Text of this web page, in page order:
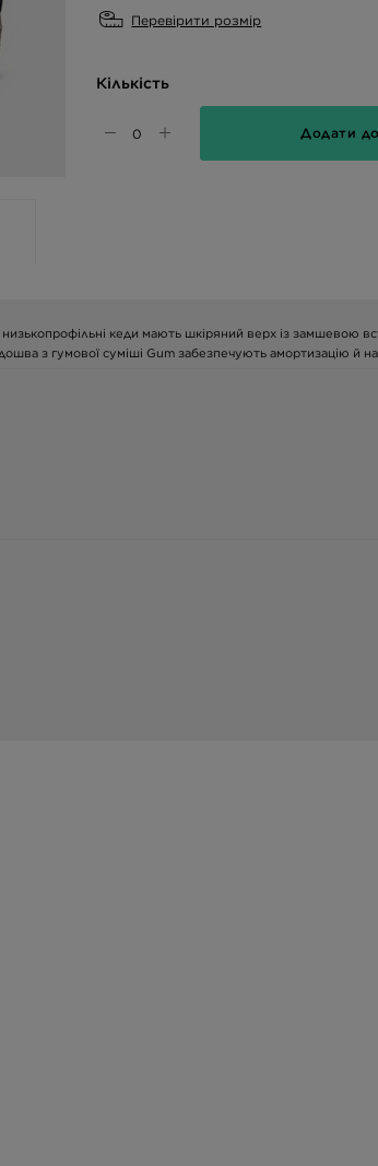
Перевірити розмір
Кількість
Додати
кеди мають шкіряний верх із замшевою
з гумової суміші Gum забезпечують амортизацію й